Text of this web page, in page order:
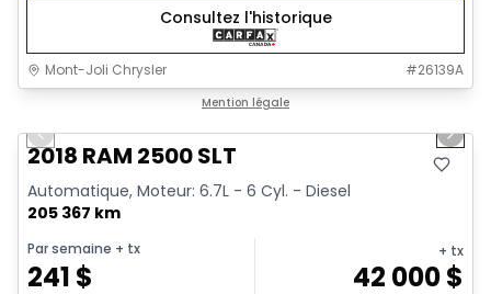
Consultez l'historique
Mont-Joli Chrysler #26139A
Mention légale
Vidéo disponible
Previous slide Next
2018 RAM 2500 SLT
Automatique, Moteur: 6.7L - 6 Cyl. - Diesel
205 367 km
Par semaine + tx
241 $
+ tx
42 000$